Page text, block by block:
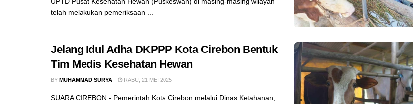
UPTD Pusat Kesehatan Hewan (Puskeswan) di masing-masing wilayah
telah melakukan pemeriksaan ...
Jelang Idul Adha DKPPP Kota Cirebon Bentuk
Tim Medis Kesehatan Hewan
BY MUHAMMAD SURYA RABU, 21 MEI 2025
SUARA CIREBON - Pemerintah Kota Cirebon melalui Dinas Ketahanan,